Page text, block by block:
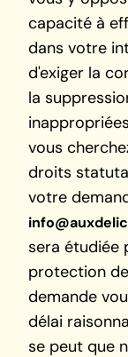
capacité à
dans votre
d'exiger la
la
vous
droits
votre
sera étudiée
protection
demande
délai
se peut que